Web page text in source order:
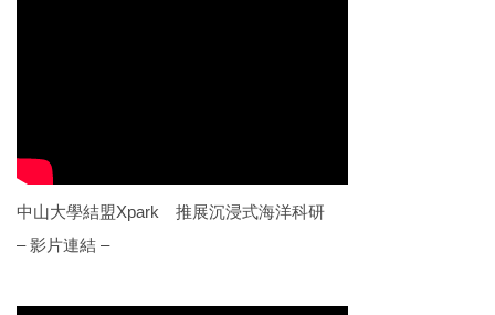
中山大學結盟Xpark 推展沉浸式海洋科研
– 影片連結 –